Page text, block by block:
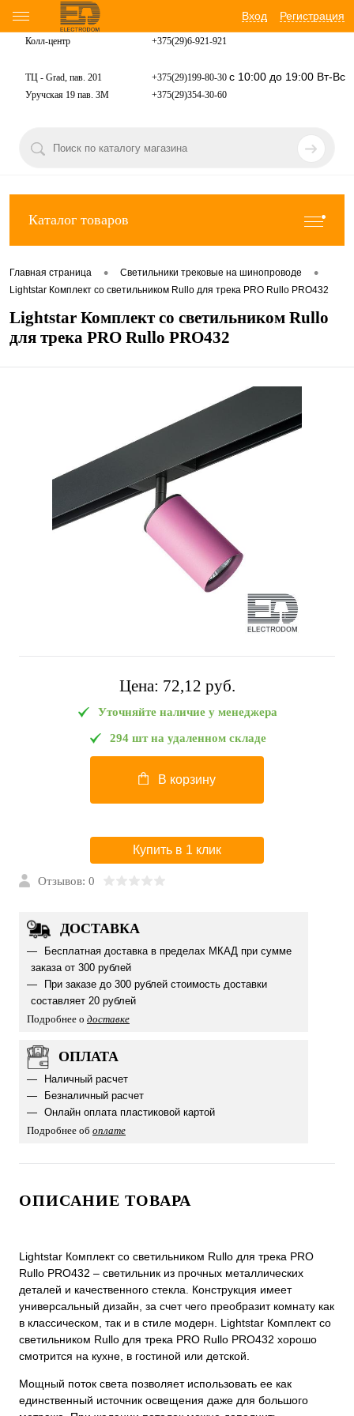
Вход Регистрация
Колл-центр +375(29)6-921-921
ТЦ - Grad, пав. 201 +375(29)199-80-30 с 10:00 до 19:00 Вт-Вс
Уручская 19 пав. 3М +375(29)354-30-60
Каталог товаров
Главная страница • Светильники трековые на шинопроводе •
Lightstar Комплект со светильником Rullo для трека PRO Rullo PRO432
Lightstar Комплект со светильником Rullo
для трека PRO Rullo PRO432
Цена: 72,12 pуб.
Уточняйте наличие у менеджера
294 шт на удаленном складе
В корзину
Купить в 1 клик
Отзывов: 0
ДОСТАВКА
Бесплатная доставка в пределах МКАД при сумме
заказа от 300 рублей
При заказе до 300 рублей стоимость доставки
составляет 20 рублей
Подробнее о доставке
ОПЛАТА
Наличный расчет
Безналичный расчет
Онлайн оплата пластиковой картой
Подробнее об оплате
ОПИСАНИЕ ТОВАРА
Lightstar Комплект со светильником Rullo для трека PRO
Rullo PRO432 – светильник из прочных металлических
деталей и качественного стекла. Конструкция имеет
универсальный дизайн, за счет чего преобразит комнату как
в классическом, так и в стиле модерн. Lightstar Комплект со
светильником Rullo для трека PRO Rullo PRO432 хорошо
смотрится на кухне, в гостиной или детской.
Мощный поток света позволяет использовать ее как
единственный источник освещения даже для большого